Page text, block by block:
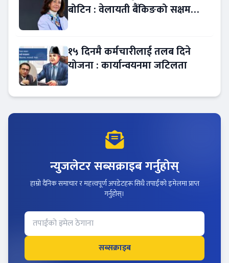
बोटिन : वेलायती बैंकिङको सक्षम
१५ दिनमै कर्मचारीलाई तलब दिने
योजना : कार्यान्वयनमा जटिलता
न्युजलेटर सब्सक्राइब गर्नुहोस्
हाम्रो दैनिक समाचार र महत्त्वपूर्ण अपडेटहरू सिधै तपाईंको इमेलमा प्राप्त
गर्नुहोस्।
सब्सक्राइब